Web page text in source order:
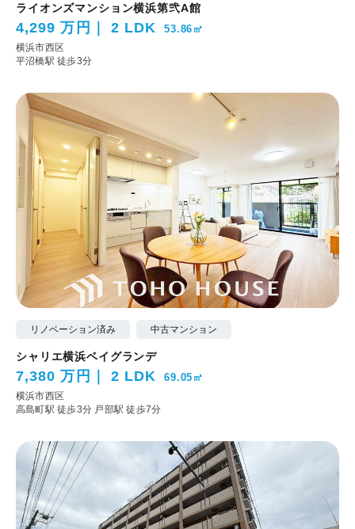
ライオンズマンション横浜第弐A館
4,299 万円 2 LDK 53.86㎡
横浜市西区
平沼橋駅 徒歩3分
リノベーション済み 中古マンション
シャリエ横浜ベイグランデ
7,380 万円 2 LDK 69.05㎡
横浜市西区
高島町駅 徒歩3分 戸部駅 徒歩7分